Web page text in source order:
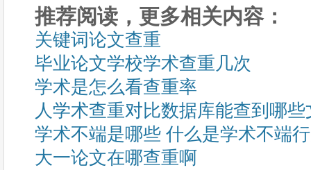
推荐阅读，更多相关内容：
关键词论文查重
毕业论文学校学术查重几次
学术是怎么看查重率
人学术查重对比数据库能查到哪些
学术不端是哪些 什么是学术不端
大一论文在哪查重啊